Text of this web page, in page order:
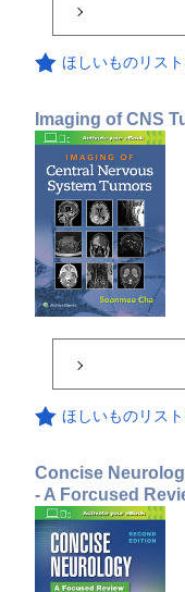
ほしいものリス
Imaging of CNS
ほしいものリス
Concise
- A Forcused